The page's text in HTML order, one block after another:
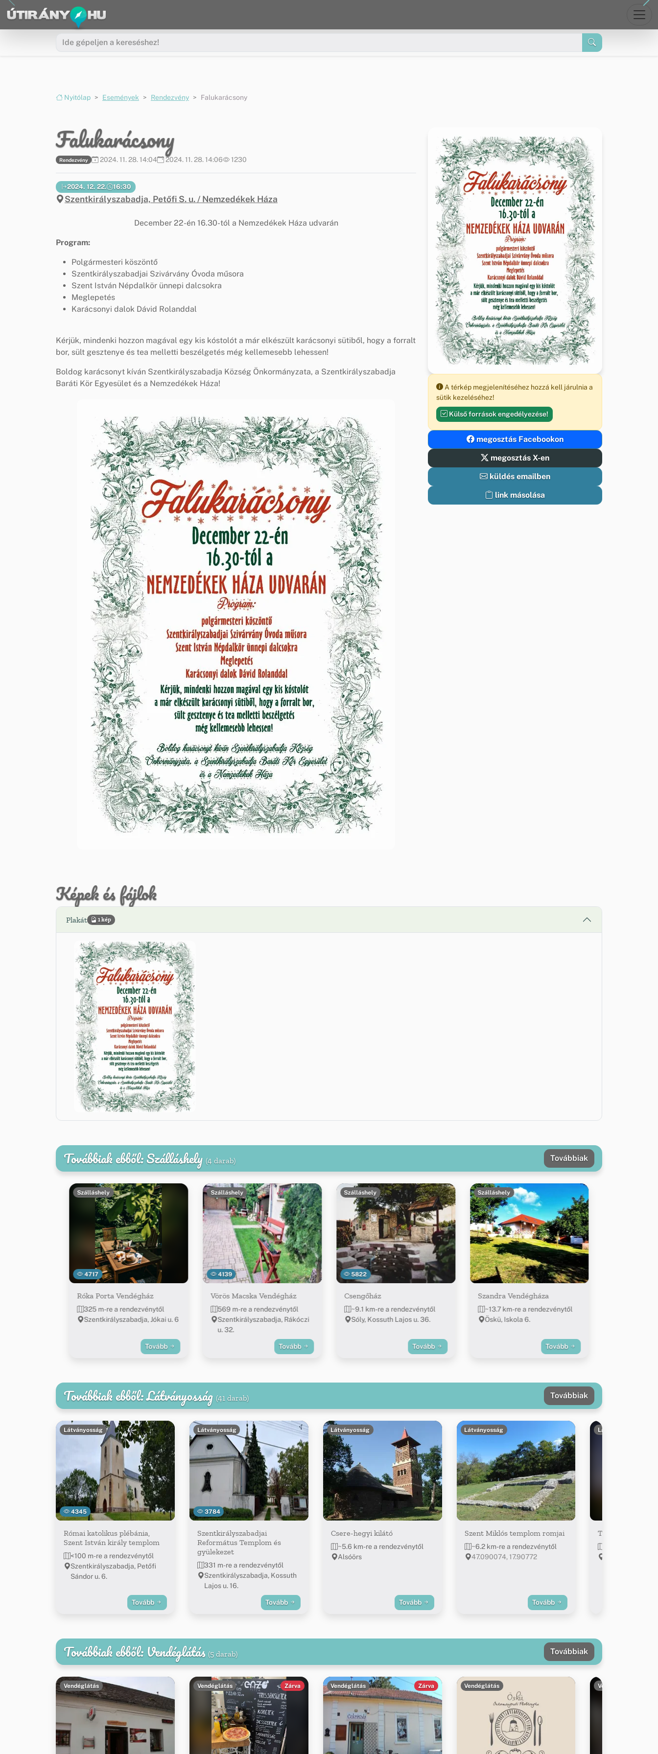
Ugrás a menüre
Ugrás a tartalomra
Nyitólap Események Rendezvény Falukarácsony
Falukarácsony
Rendezvény 2024. 11. 28. 14:04 2024. 11. 28. 14:06 1230
2024. 12. 22. 16:30
Szentkirályszabadja, Petőfi S. u. / Nemzedékek Háza
December 22-én 16.30-tól a Nemzedékek Háza udvarán
Program:
Polgármesteri köszöntő
Szentkirályszabadjai Szivárvány Óvoda műsora
Szent István Népdalkör ünnepi dalcsokra
Meglepetés
Karácsonyi dalok Dávid Rolanddal
Kérjük, mindenki hozzon magával egy kis kóstolót a már elkészült karácsonyi sütiből, hogy a forralt
bor, sült gesztenye és tea melletti beszélgetés még kellemesebb lehessen!
Boldog karácsonyt kíván Szentkirályszabadja Község Önkormányzata, a Szentkirályszabadja
Baráti Kör Egyesület és a Nemzedékek Háza!
A térkép megjelenítéséhez hozzá kell járulnia a
sütik kezeléséhez!
Külső források engedélyezése!
megosztás Facebookon
megosztás X-en
küldés emailben
link másolása
Képek és fájlok
Plakát 1 kép
Továbbiak ebből: Szálláshely (4 darab) Továbbiak
4717
Szálláshely
Róka Porta Vendégház
325 m-re a rendezvénytől
Szentkirályszabadja, Jókai u. 6
Tovább
4139
Szálláshely
Vörös Macska Vendégház
569 m-re a rendezvénytől
Szentkirályszabadja, Rákóczi
u. 32.
Tovább
5822
Szálláshely
Csengőház
~9.1 km-re a rendezvénytől
Sóly, Kossuth Lajos u. 36.
Tovább
Szálláshely
Szandra Vendégháza
~13.7 km-re a rendezvénytől
Öskü, Iskola 6.
Tovább
Továbbiak ebből: Látványosság (41 darab) Továbbiak
4345
Látványosság
Római katolikus plébánia,
Szent István király templom
<100 m-re a rendezvénytől
Szentkirályszabadja, Petőfi
Sándor u. 6.
Tovább
3784
Látványosság
Szentkirályszabadjai
Református Templom és
gyülekezet
331 m-re a rendezvénytől
Szentkirályszabadja, Kossuth
Lajos u. 16.
Tovább
Látványosság
Csere-hegyi kilátó
~5.6 km-re a rendezvénytől
Alsóörs
Tovább
Látványosság
Szent Miklós templom romjai
~6.2 km-re a rendezvénytől
47.090074, 17.90772
Tovább
Látványosság
Tűztorony
Továbbiak ebből: Vendéglátás (5 darab) Továbbiak
Vendéglátás Vendéglátás Zárva Vendéglátás Zárva Vendéglátás Vendéglátás